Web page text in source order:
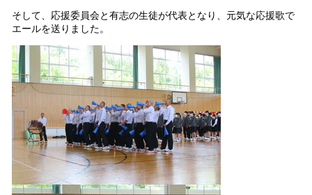
そして、応援委員会と有志の生徒が代表となり、元気な応援歌で
エールを送りました。